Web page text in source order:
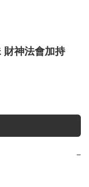
財神法會加持
−